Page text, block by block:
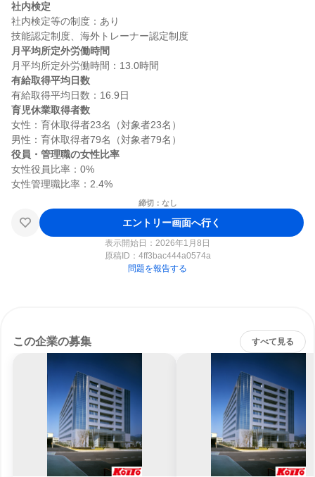
社内検定
社内検定等の制度：あり
月平均所定外労働時間
有給取得平均日数
育児休業取得者数
女性：育休取得者23名（対象者23名）
役員・管理職の女性比率
女性役員比率：0%
締切：なし
エントリー画面へ行く
表示開始日：2026年1月8日
原稿ID： 4ff3bac444a0574a
問題を報告する
この企業の募集 すべて見る